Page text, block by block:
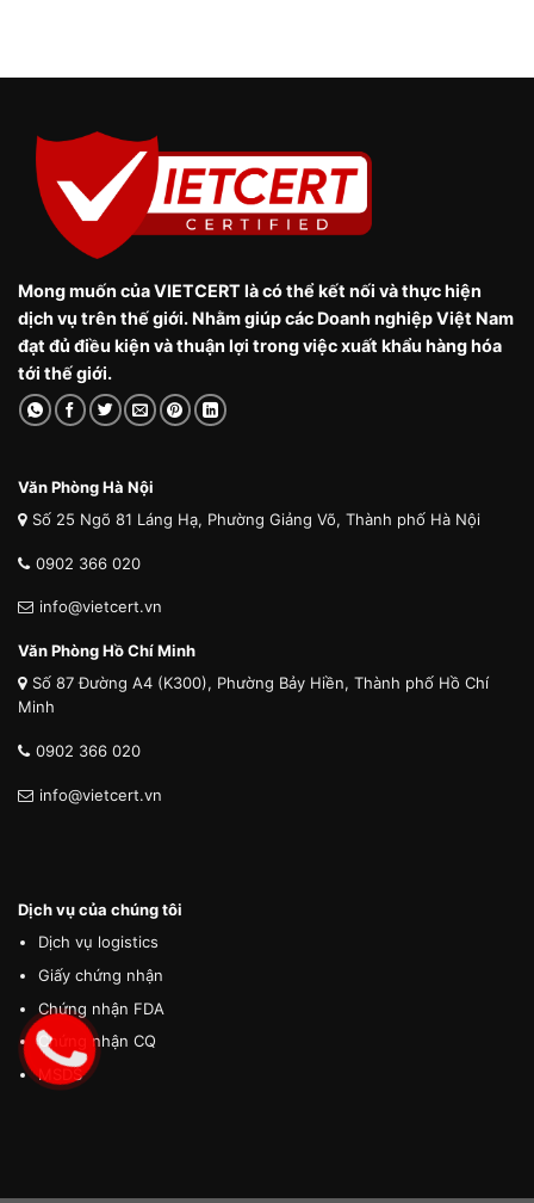
Mong muốn của VIETCERT là có thể kết nối và thực hiện
dịch vụ trên thế giới. Nhằm giúp các Doanh nghiệp Việt Nam
đạt đủ điều kiện và thuận lợi trong việc xuất khẩu hàng hóa
tới thế giới.
Văn Phòng Hà Nội
Số 25 Ngõ 81 Láng Hạ, Phường Giảng Võ, Thành phố Hà Nội
0902 366 020
info@vietcert.vn
Văn Phòng Hồ Chí Minh
Số 87 Đường A4 (K300), Phường Bảy Hiền, Thành phố Hồ Chí
Minh
0902 366 020
info@vietcert.vn
Dịch vụ của chúng tôi
Dịch vụ logistics
Giấy chứng nhận
Chứng nhận FDA
Chứng nhận CQ
MSDS